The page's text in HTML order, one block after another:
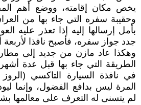
يخص مكان إقامته، ووضع أهم
وحقيبة سفره التي جاء بها من
بأمل إرسالها إليه إذا تعذر عليه
جدد جواز سفره، فأصبح نافذا
وهكذا عاد مازن من جديد إلى
الطريقة التي جاء بها قبل عدة
في نافذة السيارة التاكسي
المرة ليس بدافع الفضول، وإنما
لم يتسنى له التعرف على معالمها